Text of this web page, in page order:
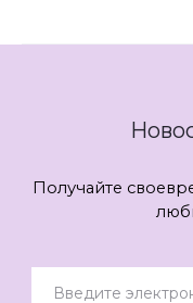
Получайте